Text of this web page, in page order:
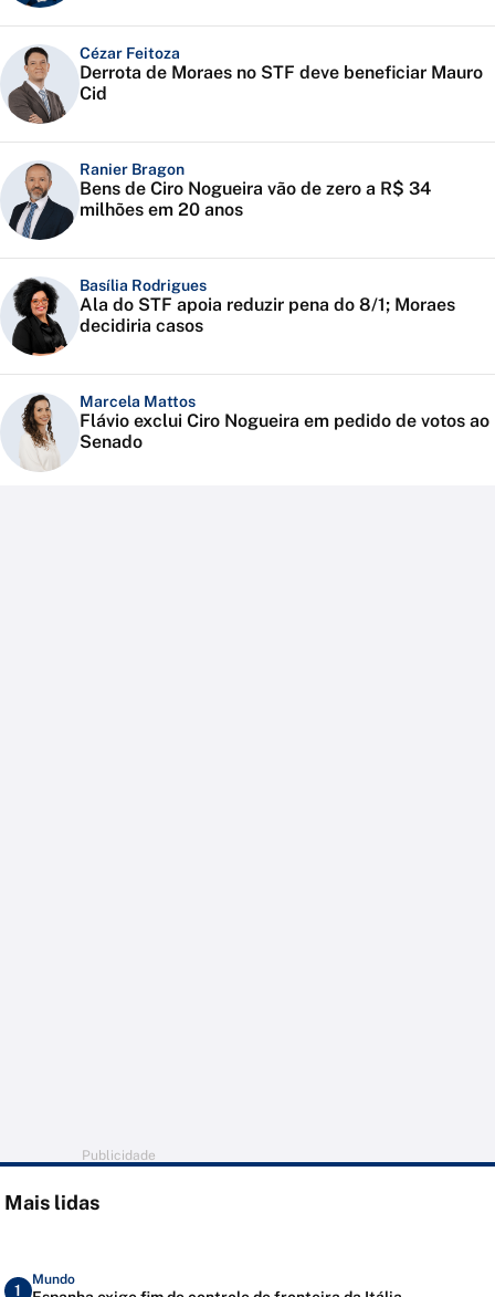
Cézar Feitoza
Derrota de Moraes no STF deve beneficiar Mauro
Cid
Ranier Bragon
Bens de Ciro Nogueira vão de zero a R$ 34
milhões em 20 anos
Basília Rodrigues
Ala do STF apoia reduzir pena do 8/1; Moraes
decidiria casos
Marcela Mattos
Flávio exclui Ciro Nogueira em pedido de votos ao
Senado
Publicidade
Mais lidas
1
Mundo